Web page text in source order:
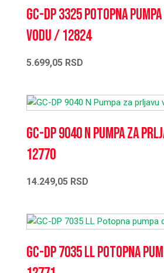
GC-DP 3325 Potopna
vodu / 12824
5.699,05 RSD
GC-DP 9040 N Pumpa za
12770
14.249,05 RSD
GC-DP 7035 LL Potopna